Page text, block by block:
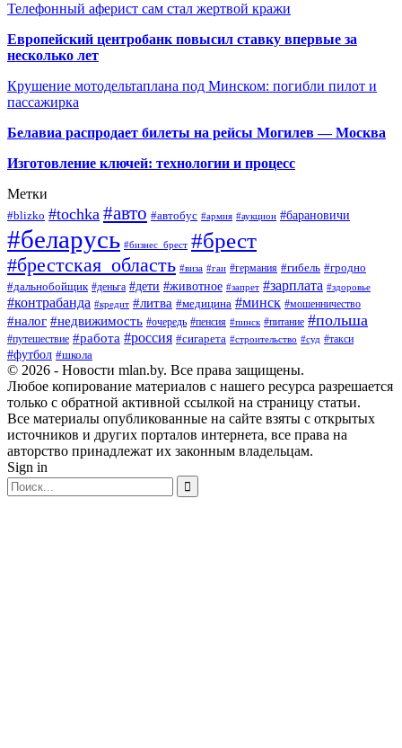
Телефонный аферист сам стал жертвой кражи
Европейский центробанк повысил ставку впервые за
несколько лет
Крушение мотодельтаплана под Минском: погибли пилот и
пассажирка
Белавиа распродает билеты на рейсы Могилев — Москва
Изготовление ключей: технологии и процесс
Метки
#blizko #tochka #авто #автобус #армия #аукцион #барановичи
#беларусь #бизнес_брест #брест
#брестская_область #виза #гаи #германия #гибель #гродно
#дальнобойщик #деньга #дети #животное #запрет #зарплата #здоровье
#контрабанда #кредит #литва #медицина #минск #мошенничество
#налог #недвижимость #очередь #пенсия #пинск #питание #польша
#путешествие #работа #россия #сигарета #строительство #суд #такси
#футбол #школа
© 2026 - Новости mlan.by. Все права защищены.
Любое копирование материалов с нашего ресурса разрешается
только с обратной активной ссылкой на страницу статьи.
Все материалы опубликованные на сайте взяты с открытых
источников и других порталов интернета, все права на
авторство принадлежат их законным владельцам.
Sign in